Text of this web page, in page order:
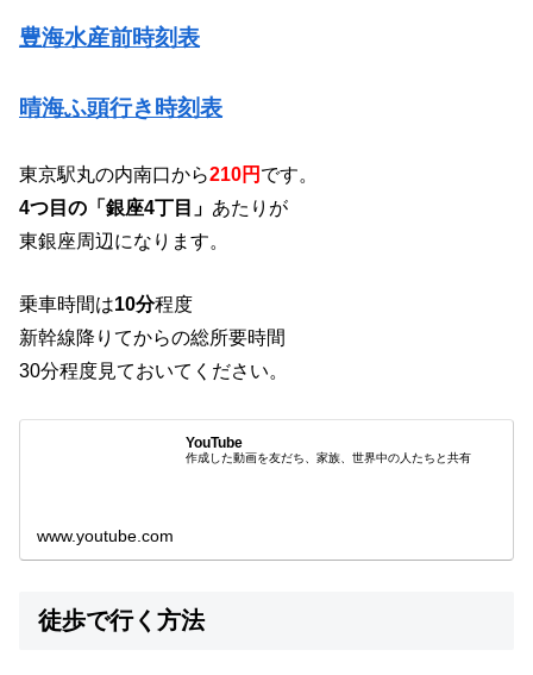
豊海水産前時刻表
晴海ふ頭行き時刻表
東京駅丸の内南口から210円 です。
4つ目の「銀座4丁目」 あたりが
東銀座周辺になります。
乗車時間は10分程度
新幹線降りてからの総所要時間
30分程度見ておいてください。
YouTube
作成した動画を友だち、家族、世界中の人たちと共有
www.youtube.com
徒歩で行く方法